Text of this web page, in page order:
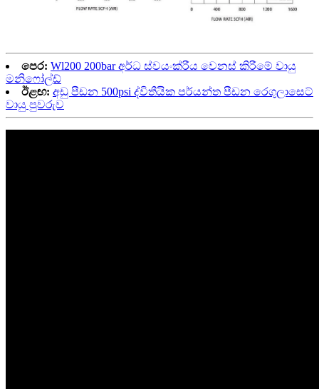
පෙර: Wl200 200bar අර්ධ ස්වයංක්රීය වෙනස් කිරීමේ වායු
මනිෆෝල්ඩ්
ඊළඟ: අඩු පීඩන 500psi ද්විතීයික පර්යන්ත පීඩන රෙගුලාසෙට්
වායු පුවරුව